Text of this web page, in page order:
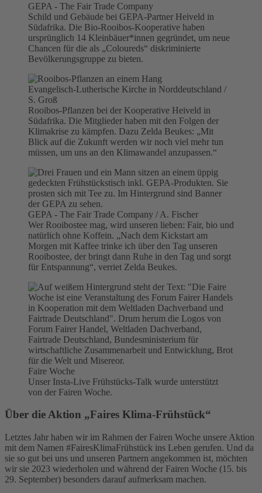
GEPA - The Fair Trade Company
Schild und Gebäude bei GEPA-Partner Heiveld in
Südafrika. Die Bio-Rooibos-Kooperative haben
ursprünglich 14 Kleinbäuer*innen gegründet, um neue
Chancen für die als „Coloureds“ diskriminierte
Bevölkerungsgruppe zu bieten.
Evangelisch-Lutherische Kirche in Norddeutschland /
S. Groß
Rooibos-Pflanzen bei der Kooperative Heiveld in
Südafrika. Die Mitglieder haben mit den Folgen der
Klimakrise zu kämpfen. Dazu Zelda Beukes: „Mit
Blick auf die Zukunft werden wir noch viel mehr tun
müssen, um uns an den Klimawandel anzupassen.“
GEPA - The Fair Trade Company / A. Fischer
Wer Rooibostee mag, wird unseren lieben: Fair, bio und
natürlich ohne Koffein. „Nach dem Kickstart am
Morgen mit Kaffee trinke ich über den Tag unseren
Rooibostee, der bringt dann Ruhe in den Tag und sorgt
für Entspannung“, verriet Zelda Beukes.
Faire Woche
Unser Insta-Live Frühstücks-Talk wurde unterstützt
von der Fairen Woche.
Über die Aktion „Faires Klima-Frühstück“
Letztes Jahr haben wir im Rahmen der Fairen Woche unsere Aktion
mit dem Namen #FairesKlimaFrühstück ins Leben gerufen. Und da
sie so gut bei uns und unseren Partnern angekommen ist, möchten
wir sie 2023 wiederholen und während der Fairen Woche (15. bis
29. September) besonders darauf aufmerksam machen.